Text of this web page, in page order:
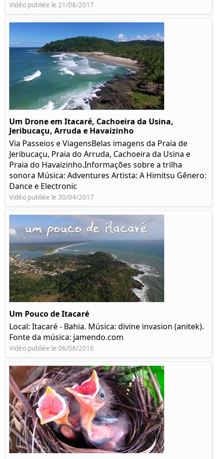
Vidéo publiée le 21/08/2017
Um Drone em Itacaré, Cachoeira da Usina,
Jeribucaçu, Arruda e Havaizinho
Via Passeios e ViagensBelas imagens da Praia de
Jeribucaçu, Praia do Arruda, Cachoeira da Usina e
Praia do Havaizinho.Informações sobre a trilha
sonora Música: Adventures Artista: A Himitsu Gênero:
Dance e Electronic
Vidéo publiée le 30/04/2017
Um Pouco de Itacaré
Local: Itacaré - Bahia. Música: divine invasion (anitek).
Fonte da música: jamendo.com
Vidéo publiée le 06/08/2016